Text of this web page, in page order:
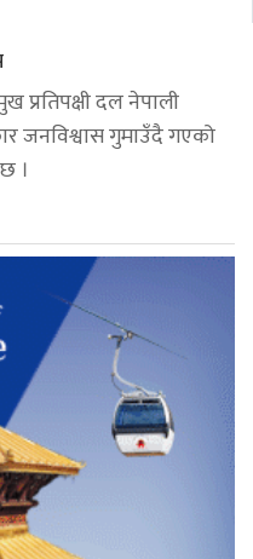
प्रतिपक्षी दल नेपाली
जनविश्वास गुमाउँदै गएको
।